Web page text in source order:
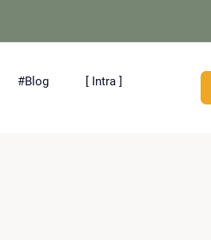
#Blog [ Intra ]